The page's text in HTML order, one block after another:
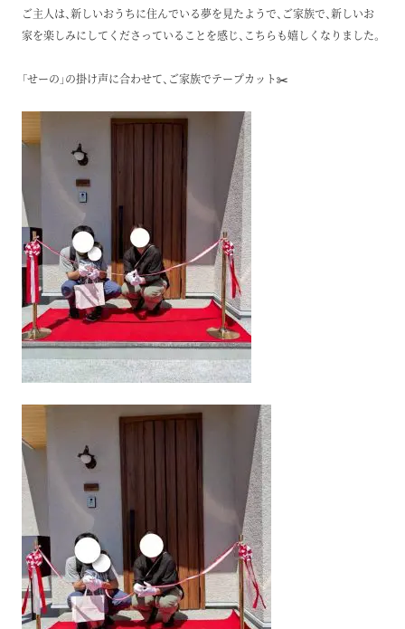
ご主人は、新しいおうちに住んでいる夢を見たようで、ご家族で、新しいお
家を楽しみにしてくださっていることを感じ、こちらも嬉しくなりました。
「せーの」の掛け声に合わせて、ご家族でテープカット✂️